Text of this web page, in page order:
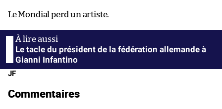
Le Mondial perd un artiste.
Le tacle du président de la fédération allemande à
Gianni Infantino
JF
Commentaires